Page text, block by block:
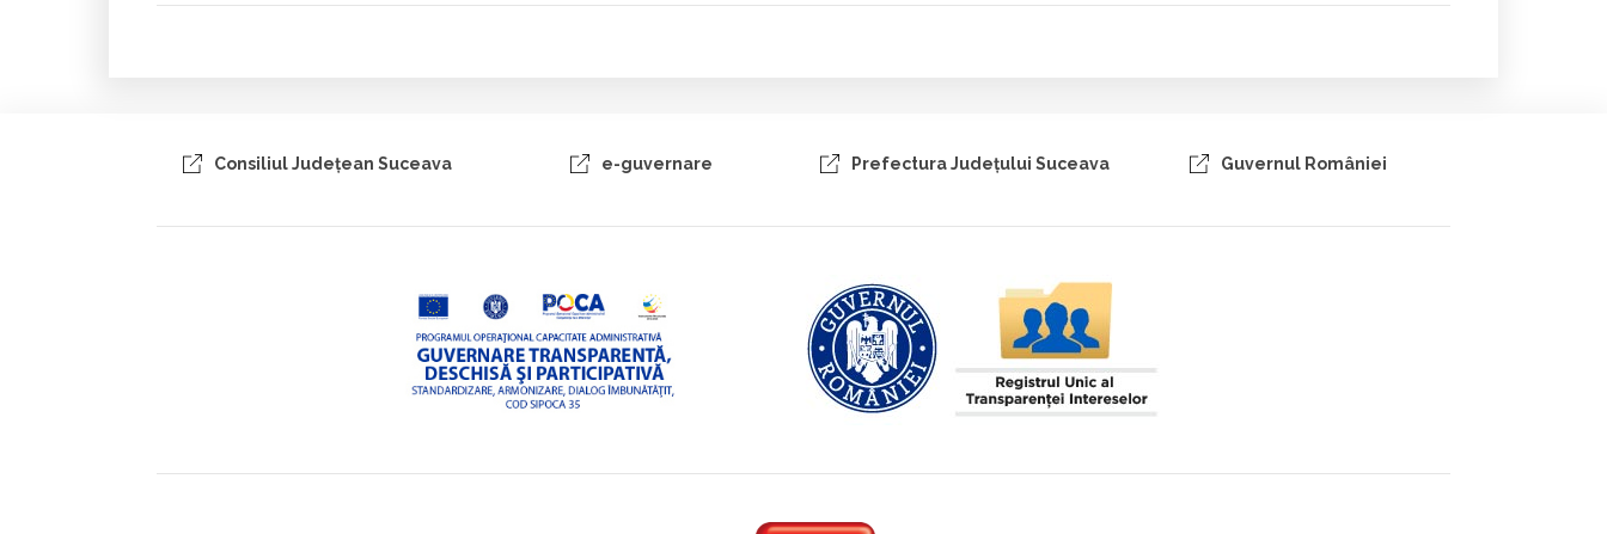
Consiliul Judeţean Suceava e-guvernare Prefectura Judeţului Suceava Guvernul României